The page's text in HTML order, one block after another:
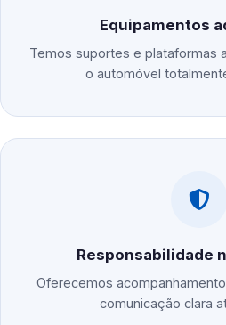
Equipamentos
Temos suportes e plataformas
o automóvel
Responsabilidade
Oferecemos
comunicação clara